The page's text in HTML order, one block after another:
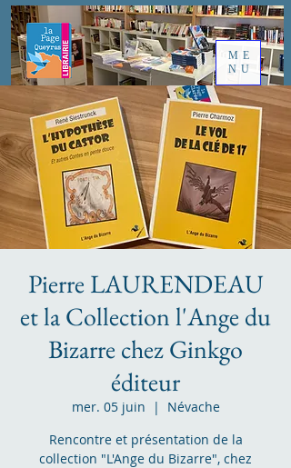
ME
NU
Pierre LAURENDEAU
et la Collection l'Ange du
Bizarre chez Ginkgo
éditeur
mer. 05 juin
  |
Névache
Rencontre et présentation de la
collection "L'Ange du Bizarre", chez